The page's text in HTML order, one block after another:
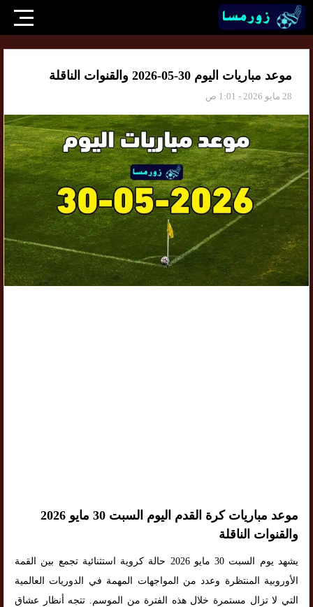
موعد مباريات اليوم 30-05-2026 والقنوات الناقلة
28 مايو 2026 - 1:01 ص
موعد مباريات كرة القدم اليوم السبت 30 مايو 2026
والقنوات الناقلة
يشهد يوم السبت 30 مايو 2026 حالة كروية استثنائية تجمع بين القمة
الأوروبية المنتظرة وعدد من المواجهات المهمة في الدوريات العالمية
التي لا تزال مستمرة خلال هذه الفترة من الموسم. تتجه أنظار عشاق